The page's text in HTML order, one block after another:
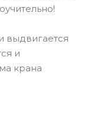
выдвигается
и
крана